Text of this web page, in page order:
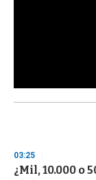
s
d
s
03:25
¿Mil, 10.000 o